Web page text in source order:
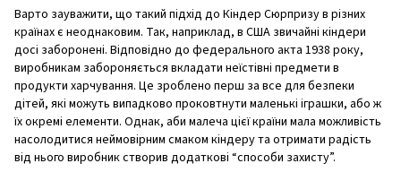
Варто зауважити, що такий підхід до Кіндер Сюрпризу в різних
країнах є неоднаковим. Так, наприклад, в США звичайні кіндери
досі заборонені. Відповідно до федерального акта 1938 року,
виробникам забороняється вкладати неїстівні предмети в
продукти харчування. Це зроблено перш за все для безпеки
дітей, які можуть випадково проковтнути маленькі іграшки, або ж
їх окремі елементи. Однак, аби малеча цієї країни мала можливість
насолодитися неймовірним смаком кіндеру та отримати радість
від нього виробник створив додаткові “способи захисту”.